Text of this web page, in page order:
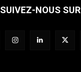
SUIVEZ-NOUS SUR